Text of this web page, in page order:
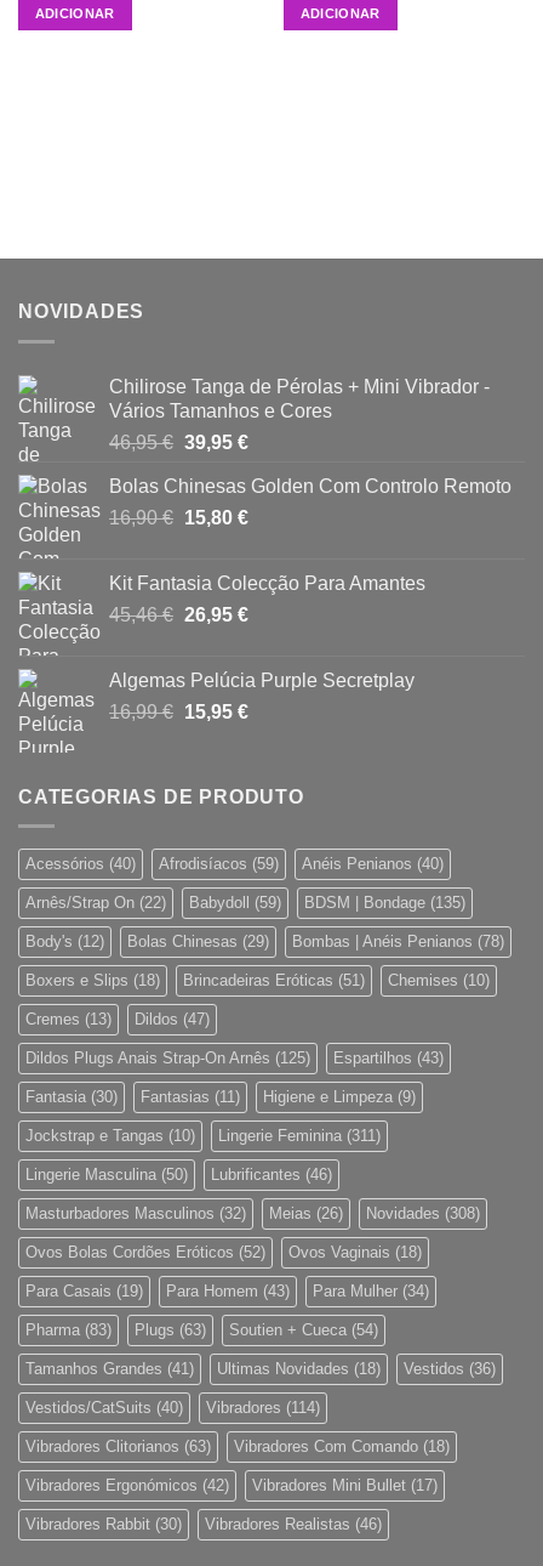
ADICIONAR ADICIONAR
NOVIDADES
Chilirose Tanga de Pérolas + Mini Vibrador -
Vários Tamanhos e Cores
46,95€ O
original
era:
39,95 €O
atual
é:
Bolas Chinesas Golden Com Controlo Remoto
16,90€ O
era:
16,90 €.
15,80 €O
é:
15,80 €.
Kit Fantasia Colecção Para Amantes
45,46€ O
era:
45,46 €.
26,95 €O
é:
26,95 €.
Algemas Pelúcia Purple Secretplay
16,99€ O
era:
15,95 €O
é:
CATEGORIAS DE PRODUTO
Acessórios (40) Afrodisíacos (59) Anéis Penianos (40)
Arnês/Strap On (22) Babydoll (59) BDSM | Bondage (135)
Body's (12) Bolas Chinesas (29) Bombas | Anéis Penianos (78)
Boxers e Slips (18) Brincadeiras Eróticas (51) Chemises (10)
Cremes (13) Dildos (47)
Dildos Plugs Anais Strap-On Arnês (125) Espartilhos (43)
Fantasia (30) Fantasias (11) Higiene e Limpeza (9)
Jockstrap e Tangas (10) Lingerie Feminina (311)
Lingerie Masculina (50) Lubrificantes (46)
Masturbadores Masculinos (32) Meias (26) Novidades (308)
Ovos Bolas Cordões Eróticos (52) Ovos Vaginais (18)
Para Casais (19) Para Homem (43) Para Mulher (34)
Pharma (83) Plugs (63) Soutien + Cueca (54)
Tamanhos Grandes (41) Ultimas Novidades (18) Vestidos (36)
Vestidos/CatSuits (40) Vibradores (114)
Vibradores Clitorianos (63) Vibradores Com Comando (18)
Vibradores Ergonómicos (42) Vibradores Mini Bullet (17)
Vibradores Rabbit (30) Vibradores Realistas (46)